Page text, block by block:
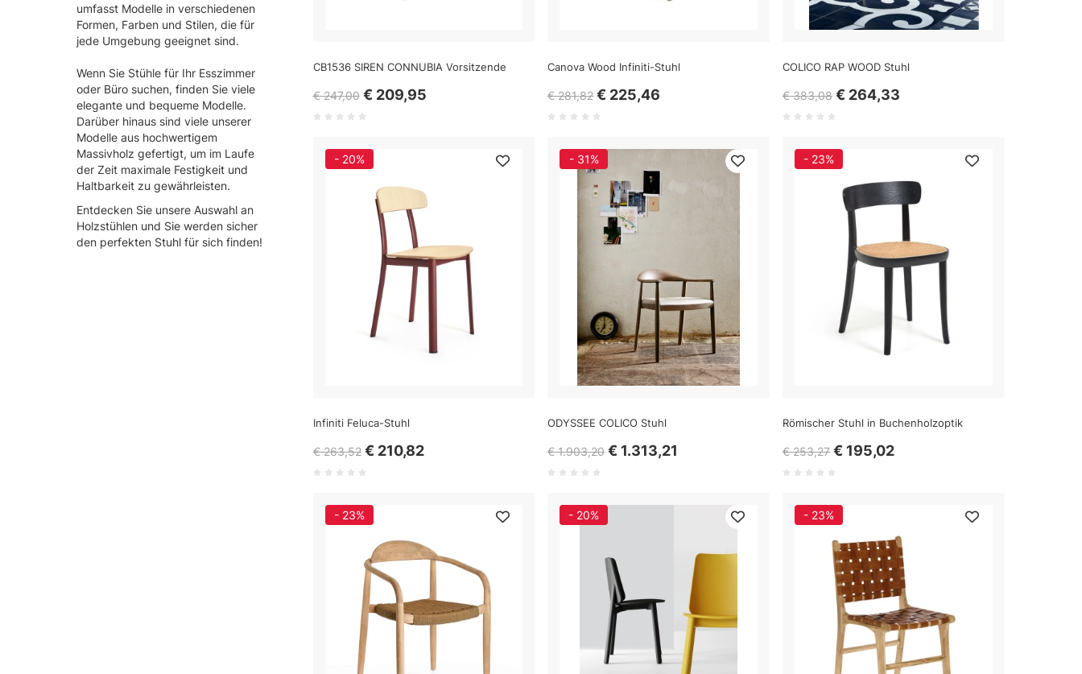
umfasst Modelle in verschiedenen
Formen, Farben und Stilen, die für
jede Umgebung geeignet sind.
Wenn Sie Stühle für Ihr Esszimmer
oder Büro suchen, finden Sie viele
elegante und bequeme Modelle.
Darüber hinaus sind viele unserer
Modelle aus hochwertigem
Massivholz gefertigt, um im Laufe
der Zeit maximale Festigkeit und
Haltbarkeit zu gewährleisten.
Entdecken Sie unsere Auswahl an
Holzstühlen und Sie werden sicher
den perfekten Stuhl für sich finden!
CB1536 SIREN CONNUBIA Vorsitzende
€ 247,00 € 209,95
Canova Wood Infiniti-Stuhl
€ 281,82 € 225,46
COLICO RAP WOOD Stuhl
€ 383,08 € 264,33
- 20%
Infiniti Feluca-Stuhl
€ 263,52 € 210,82
- 31%
ODYSSEE COLICO Stuhl
€ 1.903,20 € 1.313,21
- 23%
Römischer Stuhl in Buchenholzoptik
€ 253,27 € 195,02
- 23% - 20% - 23%